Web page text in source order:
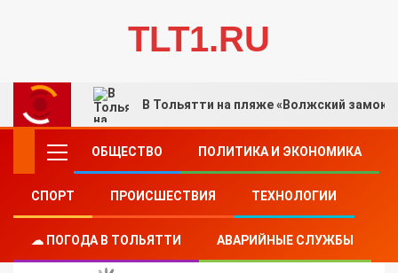
TLT1.RU
В Тольятти на пляже «Волжский
ОБЩЕСТВО ПОЛИТИКА И ЭКОНОМИКА
СПОРТ ПРОИСШЕСТВИЯ ТЕХНОЛОГИИ
☁ ПОГОДА В ТОЛЬЯТТИ АВАРИЙНЫЕ СЛУЖБЫ